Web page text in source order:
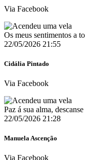
Via Facebook
Os meus sentimentos a
22/05/2026 21:55
Cidália Pintado
Via Facebook
Paz á sua alma,
22/05/2026 21:28
Manuela Ascenção
Via Facebook